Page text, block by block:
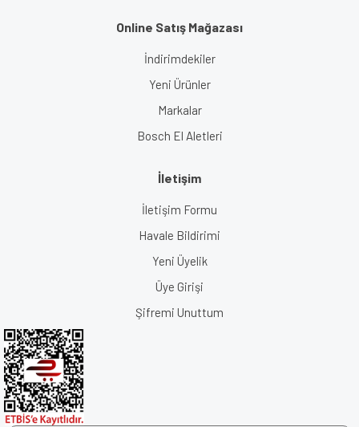
Online Satış Mağazası
İndirimdekiler
Yeni Ürünler
Markalar
Bosch El Aletleri
İletişim
İletişim Formu
Havale Bildirimi
Yeni Üyelik
Üye Girişi
Şifremi Unuttum